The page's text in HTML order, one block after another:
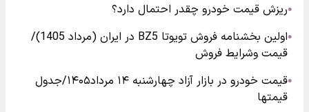
●ریزش قیمت خودرو چقدر احتمال دارد؟
●
اولین بخشنامه فروش تویوتا BZ5 در ایران (مرداد 1405)/
قیمت وشرایط فروش
●
قیمت خودرو در بازار آزاد چهارشنبه ۱۴ مرداد۱۴۰۵/جدول
قیمتها